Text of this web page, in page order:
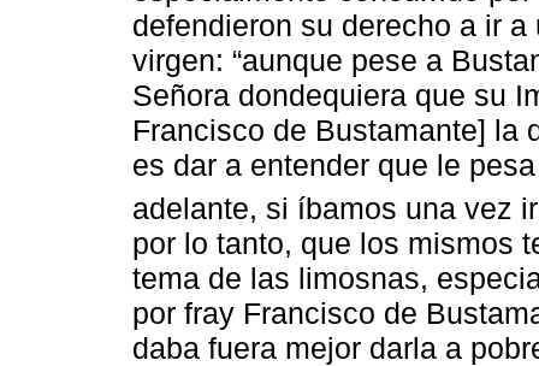
defendieron su derecho a ir
virgen: “aunque pese a
Señora dondequiera que su
Francisco de Bustamante] la
es dar a entender que le
adelante, si íbamos una vez
por lo tanto, que los mismos
tema de las limosnas,
por fray Francisco de
daba fuera mejor darla a